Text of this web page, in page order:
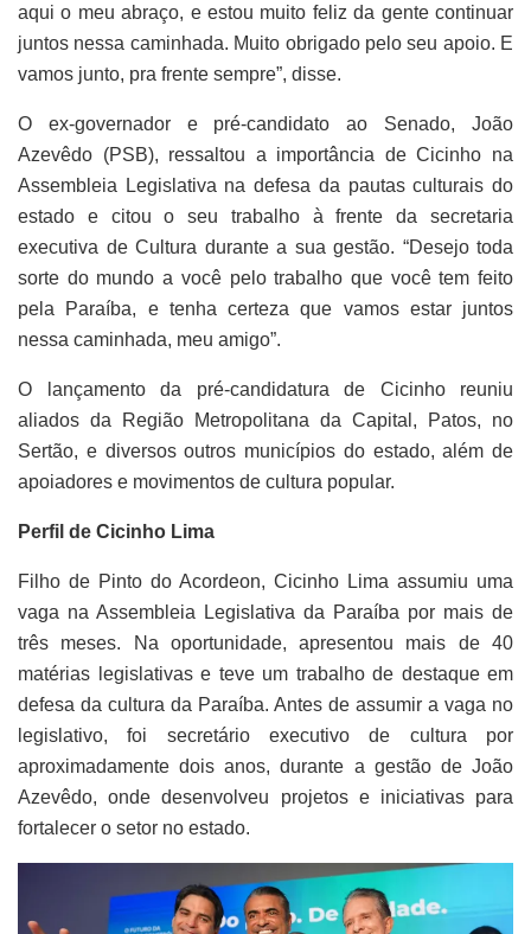
aqui o meu abraço, e estou muito feliz da gente continuar
juntos nessa caminhada. Muito obrigado pelo seu apoio. E
vamos junto, pra frente sempre”, disse.
O ex-governador e pré-candidato ao Senado, João
Azevêdo (PSB), ressaltou a importância de Cicinho na
Assembleia Legislativa na defesa da pautas culturais do
estado e citou o seu trabalho à frente da secretaria
executiva de Cultura durante a sua gestão. “Desejo toda
sorte do mundo a você pelo trabalho que você tem feito
pela Paraíba, e tenha certeza que vamos estar juntos
nessa caminhada, meu amigo”.
O lançamento da pré-candidatura de Cicinho reuniu
aliados da Região Metropolitana da Capital, Patos, no
Sertão, e diversos outros municípios do estado, além de
apoiadores e movimentos de cultura popular.
Perfil de Cicinho Lima
Filho de Pinto do Acordeon, Cicinho Lima assumiu uma
vaga na Assembleia Legislativa da Paraíba por mais de
três meses. Na oportunidade, apresentou mais de 40
matérias legislativas e teve um trabalho de destaque em
defesa da cultura da Paraíba. Antes de assumir a vaga no
legislativo, foi secretário executivo de cultura por
aproximadamente dois anos, durante a gestão de João
Azevêdo, onde desenvolveu projetos e iniciativas para
fortalecer o setor no estado.